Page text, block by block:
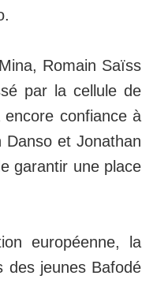
Romain Saïss
par la cellule de
confiance à
Danso et Jonathan
garantir une place
européenne, la
des jeunes Bafodé